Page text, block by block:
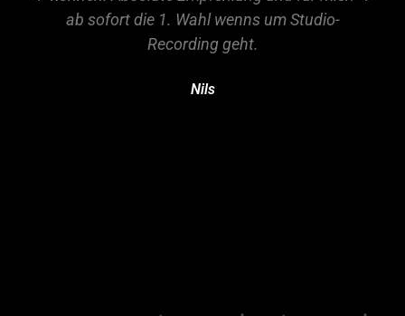
ab sofort die 1. Wahl wenns um Studio-
Recording geht.
Nils